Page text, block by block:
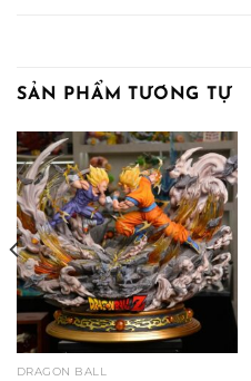
SẢN PHẨM TƯƠNG TỰ
DRAGON BALL
₫
₫